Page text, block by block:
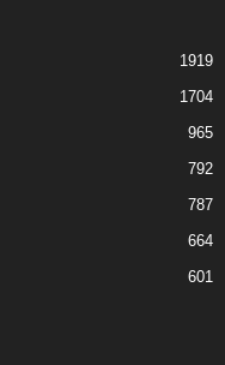
1919
1704
965
792
787
664
601